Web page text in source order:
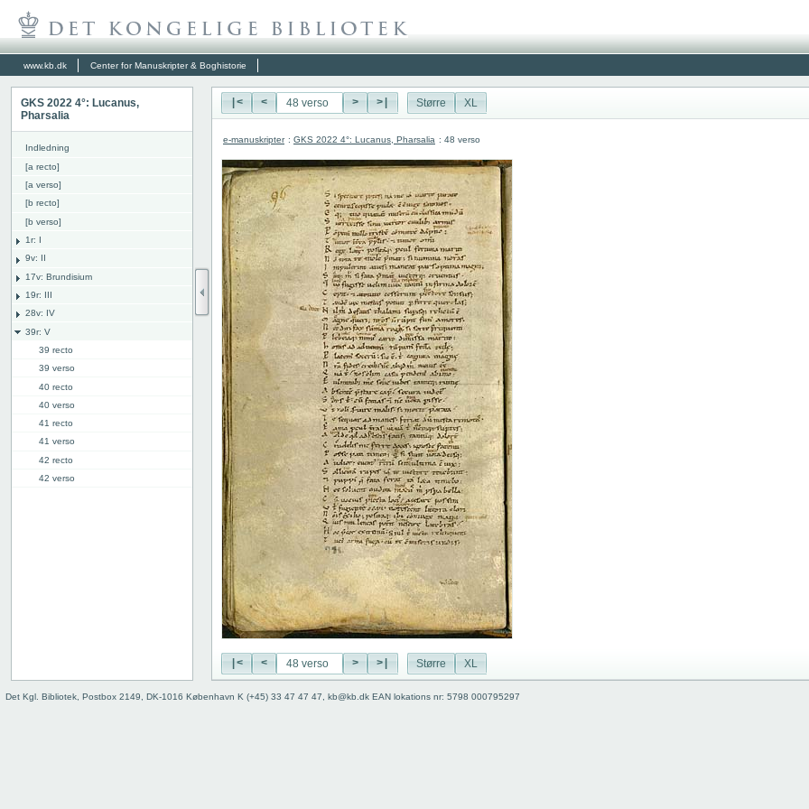
www.kb.dk Center for Manuskripter & Boghistorie
GKS 2022 4°: Lucanus,
Pharsalia
Indledning
[a recto]
[a verso]
[b recto]
[b verso]
1r: I
9v: II
17v: Brundisium
19r: III
28v: IV
39r: V
39 recto
39 verso
40 recto
40 verso
41 recto
41 verso
42 recto
42 verso
48 recto
48 verso
|< < > >| Større XL
e-manuskripter : GKS 2022 4°: Lucanus, Pharsalia : 48 verso
|< < > >| Større XL
Det Kgl. Bibliotek, Postbox 2149, DK-1016 København K (+45) 33 47 47 47, kb@kb.dk EAN lokations nr: 5798 000795297